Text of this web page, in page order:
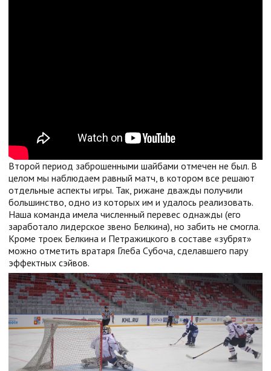
Второй период заброшенными шайбами отмечен не был. В
целом мы наблюдаем равный матч, в котором все решают
отдельные аспекты игры. Так, рижане дважды получили
большинство, одно из которых им и удалось реализовать.
Наша команда имела численный перевес однажды (его
заработало лидерское звено Белкина), но забить не смогла.
Кроме троек Белкина и Петражицкого в составе «зубрят»
можно отметить вратаря Глеба Субоча, сделавшего пару
эффектных сэйвов.